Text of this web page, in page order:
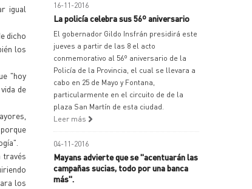
igual
dicho
los
"hoy
de
través
los
16-11-2016
La policía celebra sus 56º aniversario
El gobernador Gildo Insfrán presidirá este
jueves a partir de las 8 el acto
conmemorativo al 56º aniversario de la
Policía de la Provincia, el cual se llevara a
cabo en 25 de Mayo y Fontana,
particularmente en el circuito de de la
plaza San Martín de esta ciudad.
Leer más
04-11-2016
Mayans advierte que se "acentuarán las
campañas sucias, todo por una banca
más".